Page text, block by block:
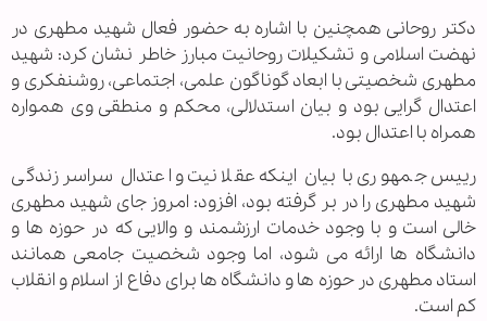
دکتر روحانی همچنین با اشاره به حضور فعال شهید مطهری در
نهضت اسلامی و تشکیلات روحانیت مبارز خاطر نشان کرد: شهید
مطهری شخصیتی با ابعاد گوناگون علمی، اجتماعی، روشنفکری و
اعتدال گرایی بود و بیان استدلالی، محکم و منطقی وی همواره
همراه با اعتدال بود.
رییس جمهوری با بیان اینکه عقلانیت و اعتدال سراسر زندگی
شهید مطهری را در بر گرفته بود، افزود: امروز جای شهید مطهری
خالی است و با وجود خدمات ارزشمند و والایی که در حوزه ها و
دانشگاه ها ارائه می شود، اما وجود شخصیت جامعی همانند
استاد مطهری در حوزه ها و دانشگاه ها برای دفاع از اسلام و انقلاب
کم است.